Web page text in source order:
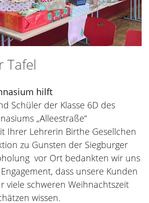
Tafel
hilft
Schüler der Klasse 6D des
„Alleestraße“
Ihrer Lehrerin Birthe Gesellchen
zu Gunsten der Siegburger
vor Ort bedankten wir uns
dass unsere Kunden
viele schweren Weihnachtszeit
wissen.